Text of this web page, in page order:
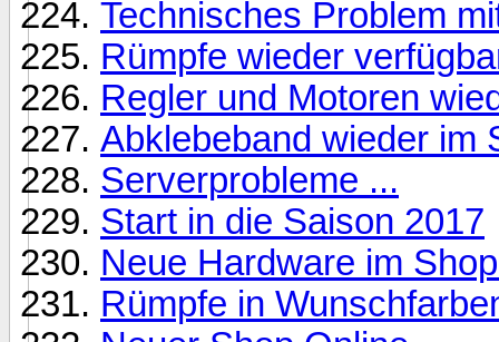
Technisches Problem
Rümpfe wieder
Regler und Motoren
Abklebeband wieder im
Serverprobleme ...
Start in die Saison 2017
Neue Hardware im
Rümpfe in